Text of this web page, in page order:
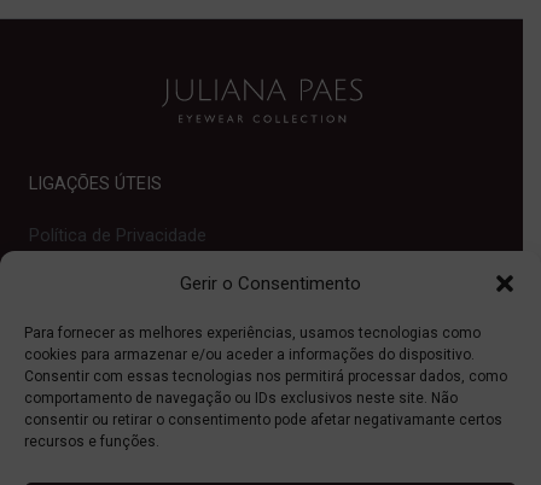
Gerir o Consentimento
Para fornecer as melhores experiências, usamos tecnologias como
cookies para armazenar e/ou aceder a informações do dispositivo.
Consentir com essas tecnologias nos permitirá processar dados, como
comportamento de navegação ou IDs exclusivos neste site. Não
consentir ou retirar o consentimento pode afetar negativamante certos
recursos e funções.
LIGAÇÕES ÚTEIS
Política de Privacidade
Quem Somos
Onde Comprar
Ajuda
PROOPTICA BRASIL